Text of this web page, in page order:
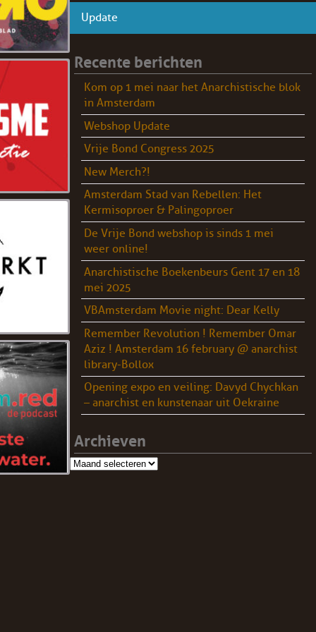
Update
Recente berichten
Kom op 1 mei naar het Anarchistische blok
in Amsterdam
Webshop Update
Vrije Bond Congress 2025
New Merch?!
Amsterdam Stad van Rebellen: Het
Kermisoproer & Palingoproer
De Vrije Bond webshop is sinds 1 mei
weer online!
Anarchistische Boekenbeurs Gent 17 en 18
mei 2025
VBAmsterdam Movie night: Dear Kelly
Remember Revolution ! Remember Omar
Aziz ! Amsterdam 16 february @ anarchist
library-Bollox
Opening expo en veiling: Davyd Chychkan
– anarchist en kunstenaar uit Oekraine
Archieven
Archieven